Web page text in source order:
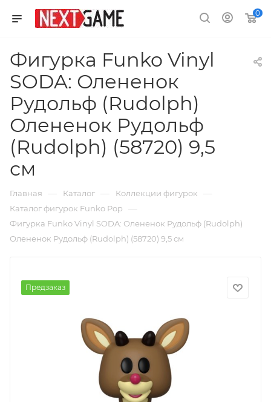
0
Фигурка Funko Vinyl
SODA: Олененок
Рудольф (Rudolph)
Олененок Рудольф
(Rudolph) (58720) 9,5
см
Главная — Каталог — Коллекции фигурок —
Каталог фигурок Funko Pop —
Фигурка Funko Vinyl SODA: Олененок Рудольф (Rudolph)
Олененок Рудольф (Rudolph) (58720) 9,5 см
Предзаказ